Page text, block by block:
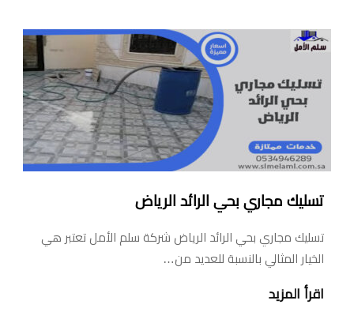
تسليك مجاري بحي الرائد الرياض
تسليك مجاري بحي الرائد الرياض شركة سلم الأمل تعتبر هي
الخيار المثالي بالنسبة للعديد من…
اقرأ المزيد